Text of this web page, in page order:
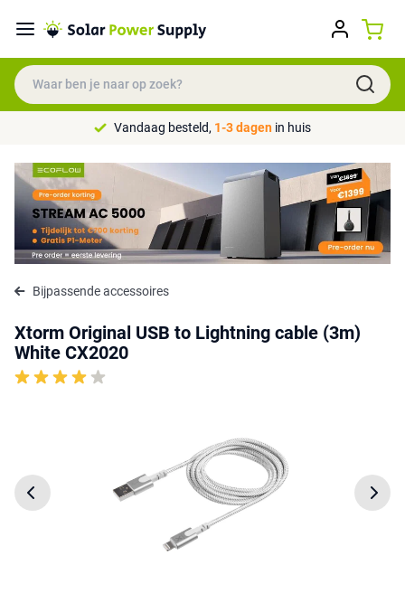
Vandaag besteld, 1-3 dagen in huis
Bijpassende accessoires
Xtorm Original USB to Lightning cable (3m)
White CX2020